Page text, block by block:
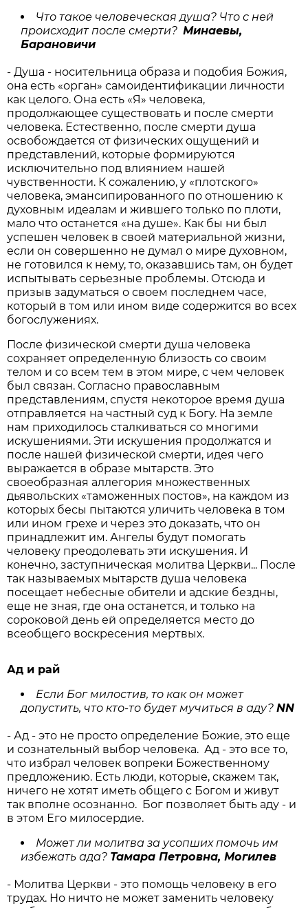
Что такое человеческая душа? Что с ней
происходит после смерти?Минаевы,
Барановичи
- Душа - носительница образа и подобия Божия,
она есть «орган» самоидентификации личности
как целого. Она есть «Я» человека,
продолжающее существовать и после смерти
человека. Естественно, после смерти душа
освобождается от физических ощущений и
представлений, которые формируются
исключительно под влиянием нашей
чувственности. К сожалению, у «плотского»
человека, эмансипированного по отношению к
духовным идеалам и жившего только по плоти,
мало что останется «на душе». Как бы ни был
успешен человек в своей материальной жизни,
если он совершенно не думал о мире духовном,
не готовился к нему, то, оказавшись там, он будет
испытывать серьезные проблемы. Отсюда и
призыв задуматься о своем последнем часе,
который в том или ином виде содержится во всех
богослужениях.
После физической смерти душа человека
сохраняет определенную близость со своим
телом и со всем тем в этом мире, с чем человек
был связан. Согласно православным
представлениям, спустя некоторое время душа
отправляется на частный суд к Богу. На земле
нам приходилось сталкиваться со многими
искушениями. Эти искушения продолжатся и
после нашей физической смерти, идея чего
выражается в образе мытарств. Это
своеобразная аллегория множественных
дьявольских «таможенных постов», на каждом из
которых бесы пытаются уличить человека в том
или ином грехе и через это доказать, что он
принадлежит им. Ангелы будут помогать
человеку преодолевать эти искушения. И
конечно, заступническая молитва Церкви... После
так называемых мытарств душа человека
посещает небесные обители и адские бездны,
еще не зная, где она останется, и только на
сороковой день ей определяется место до
всеобщего воскресения мертвых.
Ад и рай
Если Бог милостив, то как он может
допустить, что кто-то будет мучиться в аду?NN
- Ад - это не просто определение Божие, это еще
и сознательный выбор человека. Ад - это все то,
что избрал человек вопреки Божественному
предложению. Есть люди, которые, скажем так,
ничего не хотят иметь общего с Богом и живут
так вполне осознанно. Бог позволяет быть аду - и
в этом Его милосердие.
Может ли молитва за усопших помочь им
избежать ада? Тамара Петровна, Могилев
- Молитва Церкви - это помощь человеку в его
трудах. Но ничто не может заменить человеку